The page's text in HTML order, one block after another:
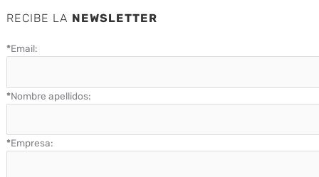
RECIBE LA NEWSLETTER
*Email:
*Nombre apellidos:
*Empresa: